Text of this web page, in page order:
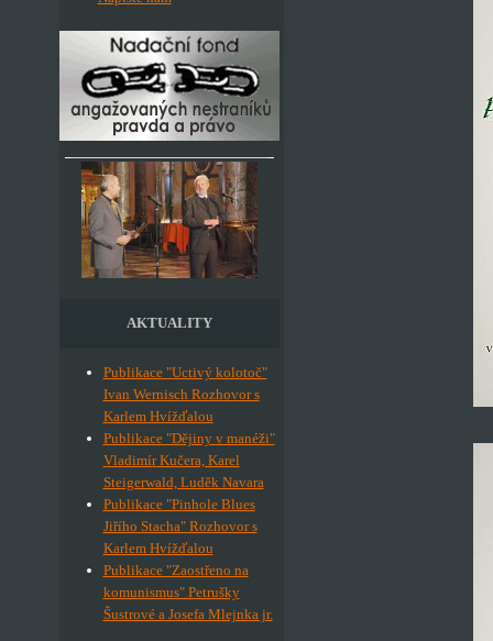
AKTUALITY
Publikace "Uctivý kolotoč"
Ivan Wernisch Rozhovor s
Karlem Hvížďalou
Publikace "Dějiny v manéži"
Vladimír Kučera, Karel
Steigerwald, Luděk Navara
Publikace "Pinhole Blues
Jiřího Stacha" Rozhovor s
Karlem Hvížďalou
Publikace "Zaostřeno na
komunismus" Petrušky
Šustrové a Josefa Mlejnka jr.